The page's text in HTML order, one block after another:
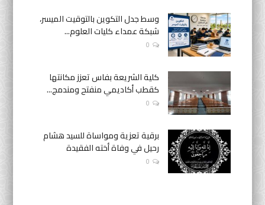
وسط جدل التكوين بالتوقيت الميسر،
شبكة عمداء كليات العلوم...
0
كلية الشريعة بفاس تعزز مكانتها
كقطب أكاديمي منفتح ومندمج...
0
برقية تعزية ومواساة للسيد هشام
رحيل في وفاة أخته الفقيدة
0